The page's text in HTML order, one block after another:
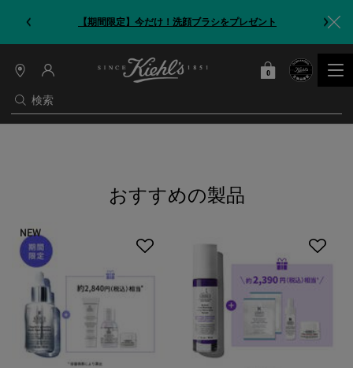
【期間限定】今だけ！洗顔ブラシをプレゼント
検索
店
情
報
カート
0
0 カート内の製品
おすすめの製品
NEW